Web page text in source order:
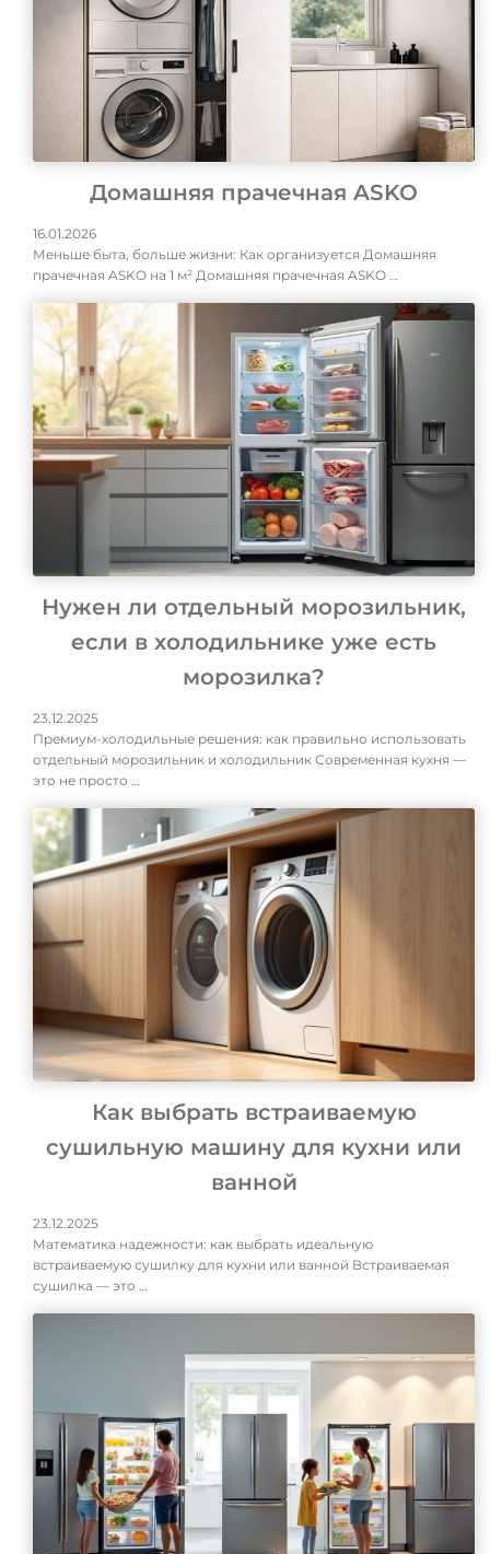
Домашняя прачечная ASKO
16.01.2026
Меньше быта, больше жизни: Как организуется Домашняя
прачечная ASKO на 1 м² Домашняя прачечная ASKO …
Нужен ли отдельный морозильник,
если в холодильнике уже есть
морозилка?
23.12.2025
Премиум-холодильные решения: как правильно использовать
отдельный морозильник и холодильник Современная кухня —
это не просто …
Как выбрать встраиваемую
сушильную машину для кухни или
ванной
23.12.2025
Математика надежности: как выбрать идеальную
встраиваемую сушилку для кухни или ванной Встраиваемая
сушилка — это …